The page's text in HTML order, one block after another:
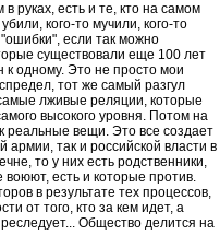
руках, есть и те, кто на самом
кого-то мучили, кого-то
если так можно
существовали еще 100 лет
одному. Это не просто мои
тот же самый разгул
лживые реляции, которые
высокого уровня. Потом на
реальные вещи. Это все создает
армии, так и российской власти в
то у них есть родственники,
есть и которые против.
в результате тех процессов,
от того, кто за кем идет, а
Общество делится на